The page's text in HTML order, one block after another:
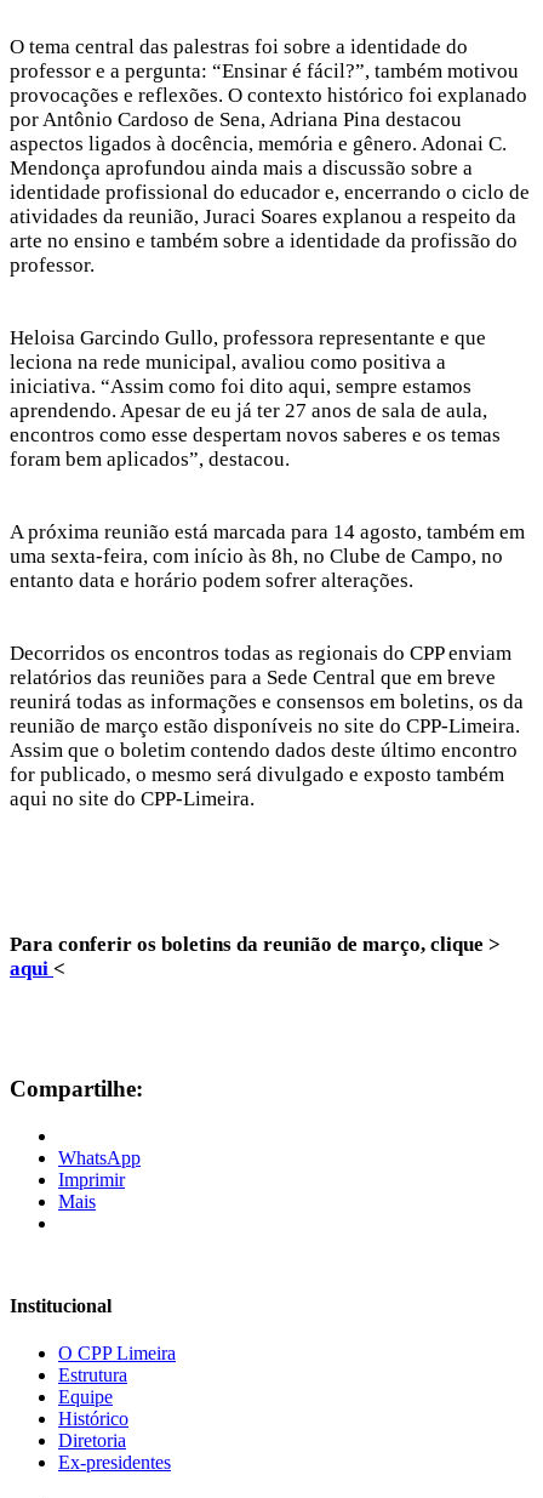
O tema central das palestras foi sobre a identidade do
professor e a pergunta: “Ensinar é fácil?”, também motivou
provocações e reflexões. O contexto histórico foi explanado
por Antônio Cardoso de Sena, Adriana Pina destacou
aspectos ligados à docência, memória e gênero. Adonai C.
Mendonça aprofundou ainda mais a discussão sobre a
identidade profissional do educador e, encerrando o ciclo de
atividades da reunião, Juraci Soares explanou a respeito da
arte no ensino e também sobre a identidade da profissão do
professor.
Heloisa Garcindo Gullo, professora representante e que
leciona na rede municipal, avaliou como positiva a
iniciativa. “Assim como foi dito aqui, sempre estamos
aprendendo. Apesar de eu já ter 27 anos de sala de aula,
encontros como esse despertam novos saberes e os temas
foram bem aplicados”, destacou.
A próxima reunião está marcada para 14 agosto, também em
uma sexta-feira, com início às 8h, no Clube de Campo, no
entanto data e horário podem sofrer alterações.
Decorridos os encontros todas as regionais do CPP enviam
relatórios das reuniões para a Sede Central que em breve
reunirá todas as informações e consensos em boletins, os da
reunião de março estão disponíveis no site do CPP-Limeira.
Assim que o boletim contendo dados deste último encontro
for publicado, o mesmo será divulgado e exposto também
aqui no site do CPP-Limeira.
Para conferir os boletins da reunião de março, clique >
aqui <
Compartilhe:
WhatsApp
Imprimir
Mais
Institucional
O CPP Limeira
Estrutura
Equipe
Histórico
Diretoria
Ex-presidentes